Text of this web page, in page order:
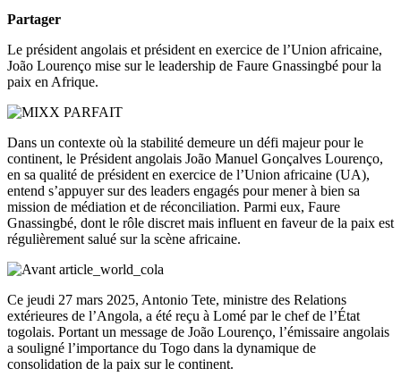
Partager
Le président angolais et président en exercice de l’Union africaine,
João Lourenço mise sur le leadership de Faure Gnassingbé pour la
paix en Afrique.
Dans un contexte où la stabilité demeure un défi majeur pour le
continent, le Président angolais João Manuel Gonçalves Lourenço,
en sa qualité de président en exercice de l’Union africaine (UA),
entend s’appuyer sur des leaders engagés pour mener à bien sa
mission de médiation et de réconciliation. Parmi eux, Faure
Gnassingbé, dont le rôle discret mais influent en faveur de la paix est
régulièrement salué sur la scène africaine.
Ce jeudi 27 mars 2025, Antonio Tete, ministre des Relations
extérieures de l’Angola, a été reçu à Lomé par le chef de l’État
togolais. Portant un message de João Lourenço, l’émissaire angolais
a souligné l’importance du Togo dans la dynamique de
consolidation de la paix sur le continent.